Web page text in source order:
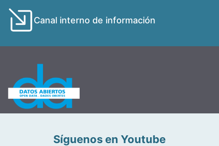
Canal interno de información
Síguenos en Youtube